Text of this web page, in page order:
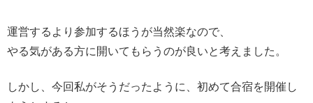
運営するより参加するほうが当然楽なので、
やる気がある方に開いてもらうのが良いと考えました。
しかし、今回私がそうだったように、初めて合宿を開催し